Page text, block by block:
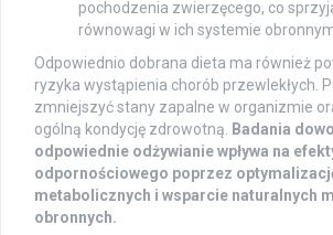
pochodzenia zwierzęcego, co
równowagi w ich systemie
Odpowiednio dobrana dieta ma również
ryzyka wystąpienia chorób przewlekłych.
zmniejszyć stany zapalne w organizmie
ogólną kondycję zdrowotną.
Badania
odpowiednie odżywianie wpływa na
odpornościowego poprzez
metabolicznych i wsparcie naturalnych
obronnych.